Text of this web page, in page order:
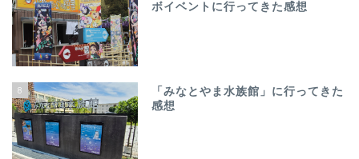
ボイベントに行ってきた感想
8
「みなとやま水族館」に行ってきた
感想